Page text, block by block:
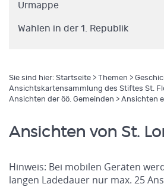
Urmappe
Wahlen in der 1. Republik
Sie sind hier: Startseite > Themen >
Ansichtskartensammlung des Stiftes St.
Ansichten der öö. Gemeinden > Ansichten
Ansichten von St.
Hinweis: Bei mobilen Geräten
langen Ladedauer nur max. 25